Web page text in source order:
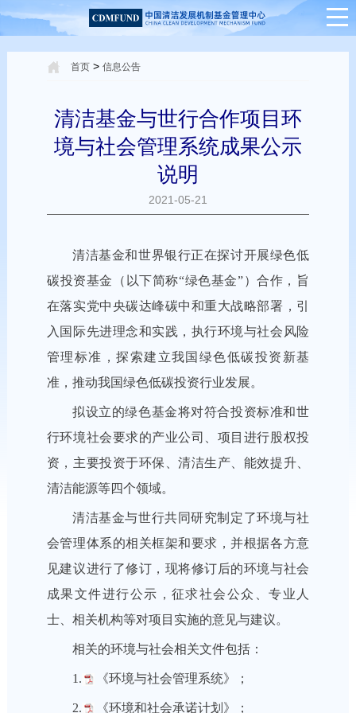
首页> 信息公告
清洁基金与世行合作项目环
境与社会管理系统成果公示
说明
2021-05-21
清洁基金和世界银行正在探讨开展绿色低
碳投资基金（以下简称“绿色基金”）合作，旨
在落实党中央碳达峰碳中和重大战略部署，引
入国际先进理念和实践，执行环境与社会风险
管理标准，探索建立我国绿色低碳投资新基
准，推动我国绿色低碳投资行业发展。
拟设立的绿色基金将对符合投资标准和世
行环境社会要求的产业公司、项目进行股权投
资，主要投资于环保、清洁生产、能效提升、
清洁能源等四个领域。
清洁基金与世行共同研究制定了环境与社
会管理体系的相关框架和要求，并根据各方意
见建议进行了修订，现将修订后的环境与社会
成果文件进行公示，征求社会公众、专业人
士、相关机构等对项目实施的意见与建议。
相关的环境与社会相关文件包括：
1. 《环境与社会管理系统》 ；
2. 《环境和社会承诺计划》 ；